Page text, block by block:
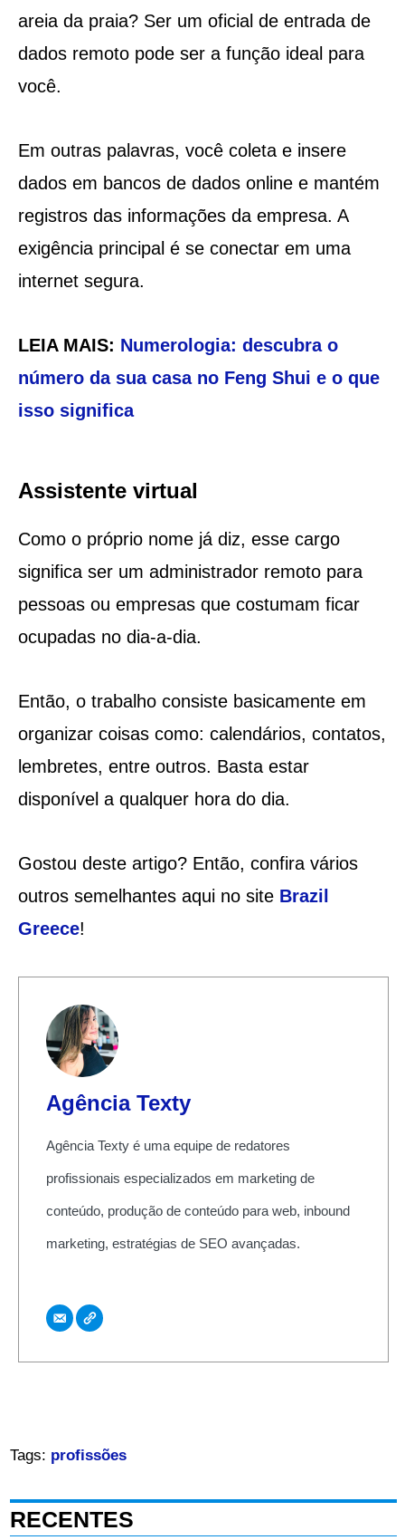
areia da praia? Ser um oficial de entrada de
dados remoto pode ser a função ideal para
você.
Em outras palavras, você coleta e insere
dados em bancos de dados online e mantém
registros das informações da empresa. A
exigência principal é se conectar em uma
internet segura.
LEIA MAIS: Numerologia: descubra o
número da sua casa no Feng Shui e o que
isso significa
Assistente virtual
Como o próprio nome já diz, esse cargo
significa ser um administrador remoto para
pessoas ou empresas que costumam ficar
ocupadas no dia-a-dia.
Então, o trabalho consiste basicamente em
organizar coisas como: calendários, contatos,
lembretes, entre outros. Basta estar
disponível a qualquer hora do dia.
Gostou deste artigo? Então, confira vários
outros semelhantes aqui no site Brazil
Greece!
Agência Texty
Agência Texty é uma equipe de redatores
profissionais especializados em marketing de
conteúdo, produção de conteúdo para web, inbound
marketing, estratégias de SEO avançadas.
Tags: profissões
RECENTES